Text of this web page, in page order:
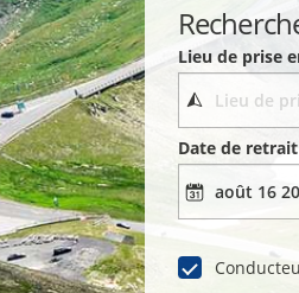
Lieu de prise
Date de retrait